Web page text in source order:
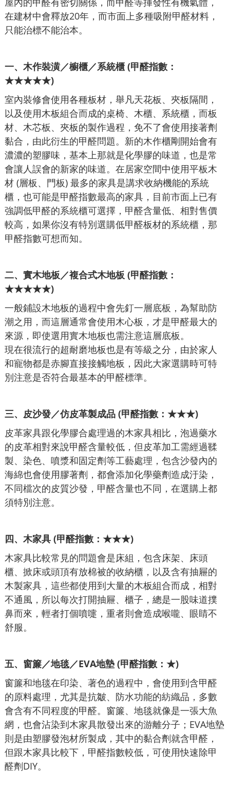
在建材中會釋放20年，而市面上多種吸附甲醛材料，
只能治標不能治本。
一、木作裝潢／櫥櫃／系統櫃 (甲醛指數：
★★★★★)
室內裝修會使用各種板材，舉凡天花板、夾板隔間，
以及使用木板組合而成的桌椅、木櫃、系統櫃，而板
材、木芯板、夾板的製作過程，免不了會使用接著劑
黏合，由此衍生的甲醛問題。新的木作櫃剛開始會有
濃濃的塑膠味，基本上那就是化學膠的味道，也是常
會讓人誤會的新家的味道。在居家空間中使用平板木
材 (層板、門板) 最多的家具是講求收納機能的系統
櫃，也可能是甲醛指數最高的家具，目前市面上已有
強調低甲醛的系統櫃可選擇，甲醛含量低、相對售價
較高，如果你沒有特別選購低甲醛板材的系統櫃，那
甲醛指數可想而知。
二、 實木地板／複合式木地板 (甲醛指數：
★★★★★)
一般鋪設木地板的過程中會先釘一層底板，為幫助防
潮之用，而這層通常會使用木心板，才是甲醛最大的
來源，即使選用實木地板也需注意這層底板。
現在很流行的超耐磨地板也是有等級之分，由於家人
和寵物都是赤腳直接接觸地板，因此大家選購時可特
別注意是否符合最基本的甲醛標準。
三、 皮沙發／仿皮革製成品 (甲醛指數：★★★)
皮革家具跟化學膠合處理過的木家具相比，泡過藥水
的皮革相對來說甲醛含量較低，但皮革加工需經過鞣
製、染色、噴漿和固定劑等工藝處理，包含沙發內的
海綿也會使用膠著劑，都會添加化學藥劑造成汙染，
不同檔次的皮質沙發，甲醛含量也不同，在選購上都
須特別注意。
四、 木家具 (甲醛指數：★★★)
木家具比較常見的問題會是床組，包含床架、床頭
櫃、掀床或頭頂有放棉被的收納櫃，以及含有抽屜的
木製家具，這些都使用到大量的木板組合而成，相對
不通風，所以每次打開抽屜、櫃子，總是一股味道撲
鼻而來，輕者打個噴嚏，重者則會造成喉嚨、眼睛不
舒服。
五、 窗簾／地毯／EVA地墊 (甲醛指數：★)
窗簾和地毯在印染、著色的過程中，會使用到含甲醛
的原料處理，尤其是抗皺、防水功能的紡織品，多數
會含有不同程度的甲醛。窗簾、地毯就像是一張大魚
網，也會沾染到木家具散發出來的游離分子；EVA地墊
則是由塑膠發泡材所製成，其中的黏合劑就含甲醛，
但跟木家具比較下，甲醛指數較低，可使用快速除甲
醛劑DIY。